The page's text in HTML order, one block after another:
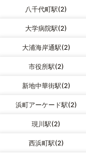
八千代町駅(2)
大学病院駅(2)
大浦海岸通駅(2)
市役所駅(2)
新地中華街駅(2)
浜町アーケード駅(2)
現川駅(2)
西浜町駅(2)